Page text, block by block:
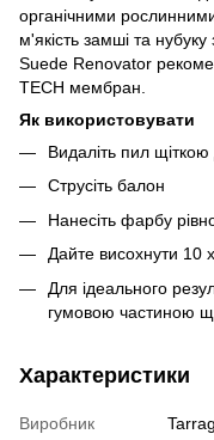
органічними
м'якість замші та
Suede Renovator
TECH мембран.
Як використовувати
Видаліть пил
Струсіть балон
Нанесіть фарбу
Дайте висохнути 10
Для ідеального
гумовою частиною
Характеристики
Виробник